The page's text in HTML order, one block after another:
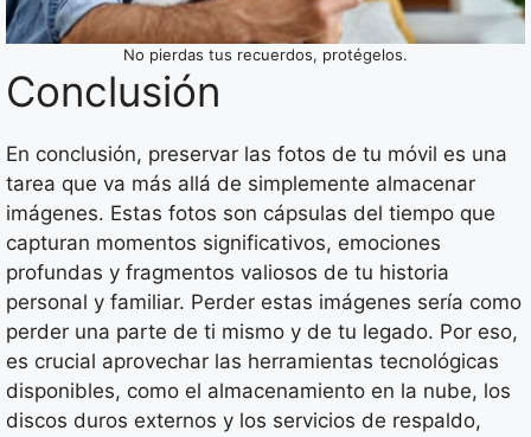
No pierdas tus recuerdos, protégelos.
Conclusión
En conclusión, preservar las fotos de tu móvil es una
tarea que va más allá de simplemente almacenar
imágenes. Estas fotos son cápsulas del tiempo que
capturan momentos significativos, emociones
profundas y fragmentos valiosos de tu historia
personal y familiar. Perder estas imágenes sería como
perder una parte de ti mismo y de tu legado. Por eso,
es crucial aprovechar las herramientas tecnológicas
disponibles, como el almacenamiento en la nube, los
discos duros externos y los servicios de respaldo,